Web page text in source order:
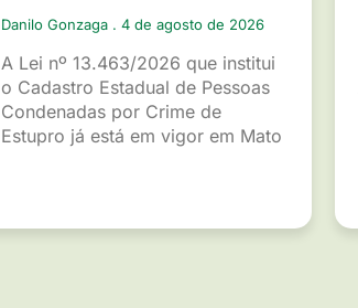
Danilo Gonzaga 4 de agosto de 2026
A Lei nº 13.463/2026 que institui
o Cadastro Estadual de Pessoas
Condenadas por Crime de
Estupro já está em vigor em Mato